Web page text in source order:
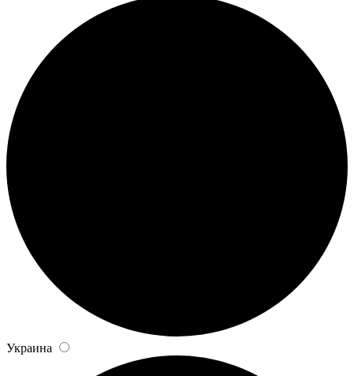
Украина